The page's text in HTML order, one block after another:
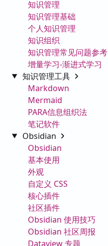
知识管理
知识管理基础
个人知识管理
知识组织
知识管理常见问题参考
增量学习-渐进式学习
知识管理工具
Markdown
Mermaid
PARA信息组织法
笔记软件
Obsidian
Obsidian
基本使用
外观
自定义 CSS
核心插件
社区插件
Obsidian 使用技巧
Obsidian 社区周报
Dataview 专题